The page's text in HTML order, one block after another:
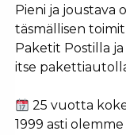
Pieni ja joustava
täsmällisen
Paketit Postilla
itse
25 vuotta
1999 asti